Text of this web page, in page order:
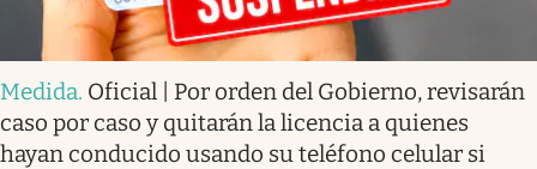
Medida. Oficial | Por orden del Gobierno, revisarán
caso por caso y quitarán la licencia a quienes
hayan conducido usando su teléfono celular si